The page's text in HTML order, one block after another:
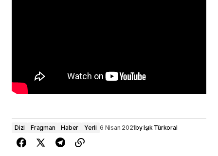
Dizi Fragman Haber Yerli 6 Nisan 2021byIşık Türkoral